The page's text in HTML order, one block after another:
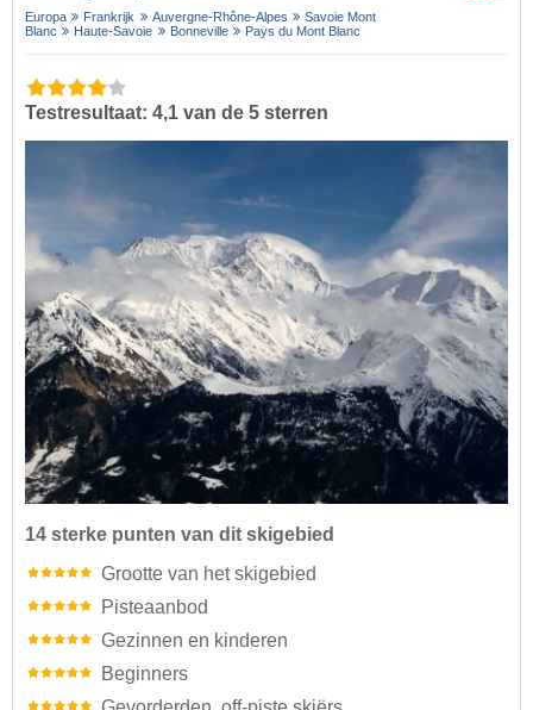
Europa Frankrijk Auvergne-Rhône-Alpes
Savoie Mont
Blanc
Haute-Savoie Bonneville Pays du Mont Blanc
Testresultaat: 4,1 van de 5 sterren
14 sterke punten van dit skigebied
Grootte van het skigebied
Pisteaanbod
Gezinnen en kinderen
Beginners